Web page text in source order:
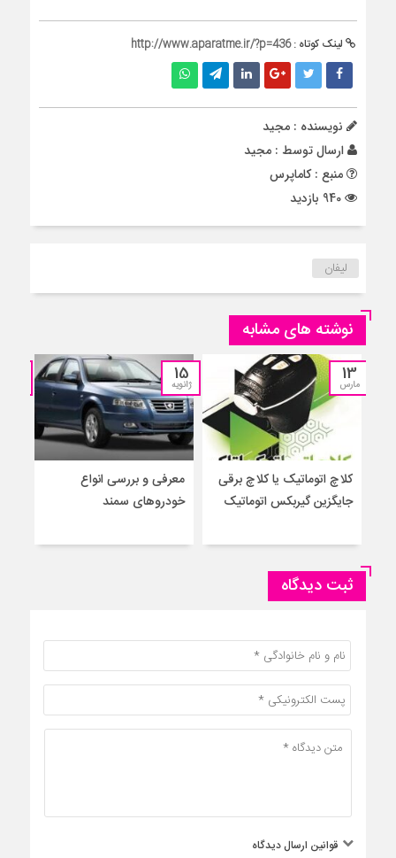
لینک کوتاه :http://www.aparatme.ir/?p=436
نویسنده : مجید
ارسال توسط : مجید
منبع : کاماپرس
لیفان
نوشته های مشابه
13
مارس
کلاچ اتوماتیک یا کلاچ برقی
جایگزین گیربکس اتوماتیک
15
ژانویه
معرفی و بررسی انواع
خودروهای سمند
ثبت دیدگاه
قوانین ارسال دیدگاه